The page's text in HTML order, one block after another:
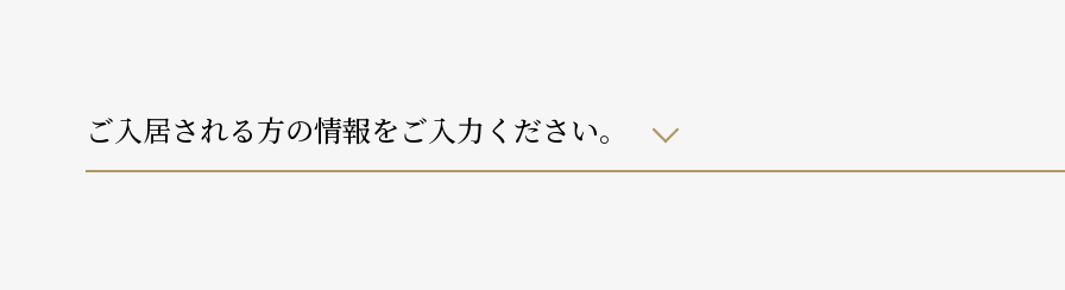
ご入居される方の情報をご入力ください。